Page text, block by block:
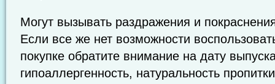
Могут вызывать раздражения и
Если все же нет возможности
покупке обратите внимание на дату
гипоаллергенность, натуральность